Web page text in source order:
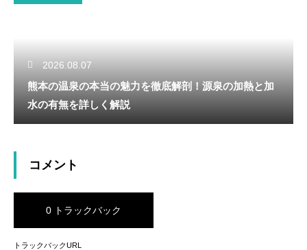
2026.08.07
熊本の温泉の本当の魅力を徹底解剖！源泉の加熱と加
水の有無を詳しく解説
コメント
0 トラックバック
トラックバックURL